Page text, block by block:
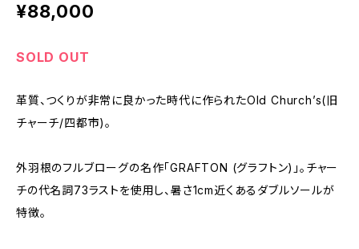
¥88,000
SOLD OUT
革質、つくりが非常に良かった時代に作られたOld Church’s(旧
チャーチ/四都市)。
外羽根のフルブローグの名作「GRAFTON (グラフトン)」。チャー
チの代名詞73ラストを使用し、暑さ1cm近くあるダブルソールが
特徴。